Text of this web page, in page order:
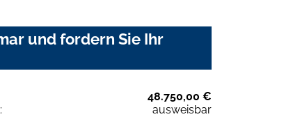
und fordern Sie Ihr
48.750,00 €
ausweisbar